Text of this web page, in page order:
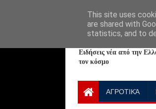
NewPlanet09
Ειδήσεις νέα από την
τον κόσμο
ΑΓΡΟΤΙΚΆ
This site uses
are shared with
statistics, and to